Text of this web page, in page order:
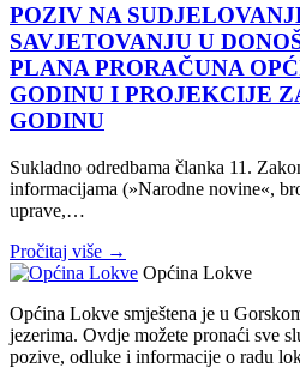
POZIV NA
SAVJETOVANJU U
PLANA PRORAČUNA
GODINU I PROJEKCIJE
GODINU
Sukladno odredbama članka 11.
informacijama (»Narodne novine«,
uprave,…
Pročitaj više →
Općina Lokve
Općina Lokve smještena je u
jezerima. Ovdje možete pronaći sve
pozive, odluke i informacije o radu